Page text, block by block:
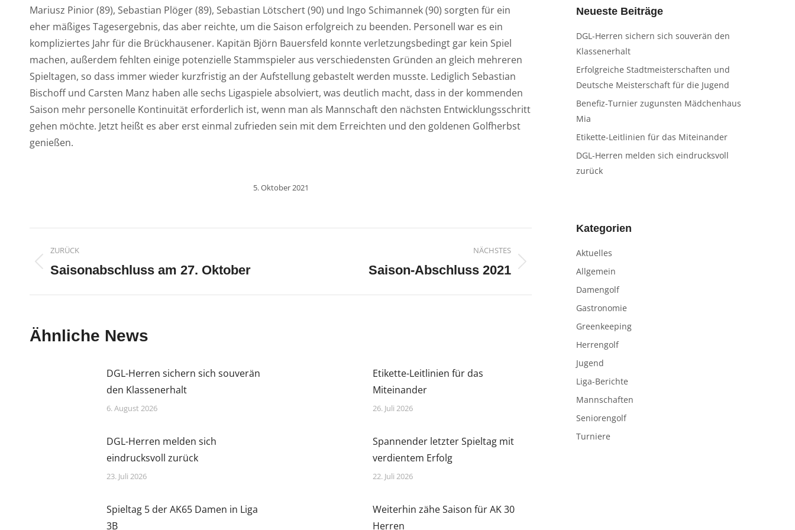
Mariusz Pinior (89), Sebastian Plöger (89), Sebastian Lötschert (90) und Ingo Schimannek (90) sorgten für ein
eher mäßiges Tagesergebnis, das aber reichte, um die Saison erfolgreich zu beenden. Personell war es ein
kompliziertes Jahr für die Brückhausener. Kapitän Björn Bauersfeld konnte verletzungsbedingt gar kein Spiel
machen, außerdem fehlten einige potenzielle Stammspieler aus verschiedensten Gründen an gleich mehreren
Spieltagen, so dass immer wieder kurzfristig an der Aufstellung gebastelt werden musste. Lediglich Sebastian
Bischoff und Carsten Manz haben alle sechs Ligaspiele absolviert, was deutlich macht, dass in der kommenden
Saison mehr personelle Kontinuität erforderlich ist, wenn man als Mannschaft den nächsten Entwicklungsschritt
gehen möchte. Jetzt heißt es aber erst einmal zufrieden sein mit dem Erreichten und den goldenen Golfherbst
genießen.
5. Oktober 2021
Kommentarnavigation
ZURÜCK
Vorheriger
Saisonabschluss am 27. Oktober
NÄCHSTES
Saison-Abschluss 2021
Ähnliche News
DGL-Herren sichern sich souverän
den Klassenerhalt
6. August 2026
Etikette-Leitlinien für das
Miteinander
26. Juli 2026
DGL-Herren melden sich
eindrucksvoll zurück
23. Juli 2026
Spannender letzter Spieltag mit
verdientem Erfolg
22. Juli 2026
Spieltag 5 der AK65 Damen in Liga
3B
Weiterhin zähe Saison für AK 30
Herren
Neueste Beiträge
DGL-Herren sichern sich souverän den
Klassenerhalt
Erfolgreiche Stadtmeisterschaften und
Deutsche Meisterschaft für die Jugend
Benefiz-Turnier zugunsten Mädchenhaus
Mia
Etikette-Leitlinien für das Miteinander
DGL-Herren melden sich eindrucksvoll
zurück
Kategorien
Aktuelles
Allgemein
Damengolf
Gastronomie
Greenkeeping
Herrengolf
Jugend
Liga-Berichte
Mannschaften
Seniorengolf
Turniere